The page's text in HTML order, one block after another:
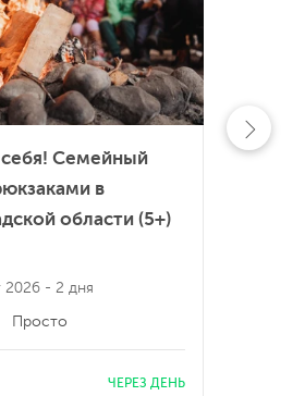
Семейный
в
области (5+)
2026 - 2 дня
Просто
ЧЕРЕЗ ДЕНЬ
Алтай.